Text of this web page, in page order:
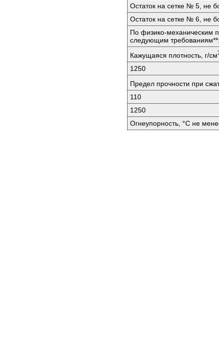
Остаток на сетке № 5, не
Остаток на сетке № 6, не
По физико-механическим
следующим
Кажущаяся плотность, г/см
1250
Предел прочности при
110
1250
Огнеупорность, °C не